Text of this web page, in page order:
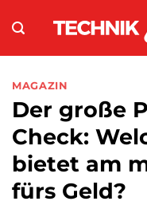
Inhalt
springen
MAGAZIN
Der große
Check:
bietet am
fürs Geld?